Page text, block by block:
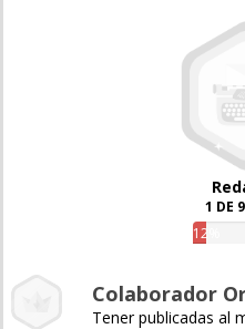
1 DE
12%
Colaborador
Tener publicadas al